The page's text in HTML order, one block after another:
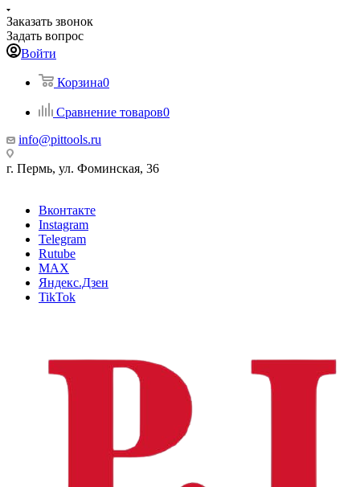
Заказать звонок
Задать вопрос
Войти
Корзина0
Сравнение товаров0
info@pittools.ru
г. Пермь, ул. Фоминская, 36
Вконтакте
Instagram
Telegram
Rutube
MAX
Яндекс.Дзен
TikTok